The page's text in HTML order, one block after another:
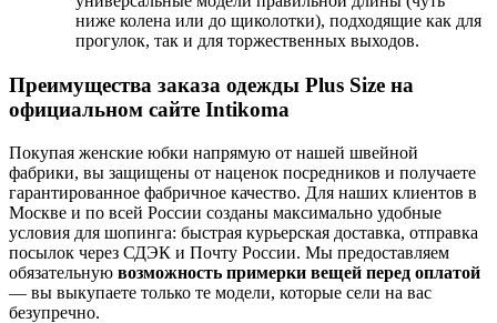
ниже колена или до щиколотки), подходящие как для
прогулок, так и для торжественных выходов.
Преимущества заказа одежды Plus Size на
официальном сайте Intikoma
Покупая женские юбки напрямую от нашей швейной
фабрики, вы защищены от наценок посредников и получаете
гарантированное фабричное качество. Для наших клиентов в
Москве и по всей России созданы максимально удобные
условия для шопинга: быстрая курьерская доставка, отправка
посылок через СДЭК и Почту России. Мы предоставляем
обязательную возможность примерки вещей перед оплатой
— вы выкупаете только те модели, которые сели на вас
безупречно.